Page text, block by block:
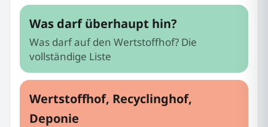
Was darf überhaupt hin?
Was darf auf den Wertstoffhof? Die
vollständige Liste
Wertstoffhof, Recyclinghof,
Deponie